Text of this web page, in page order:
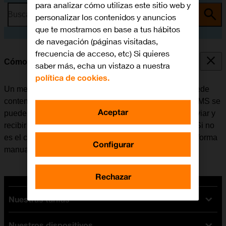
Busca por problema o tema
Cómo configurar el móvil para MMS
Un mensaje multimedia (MMS) es un mensaje que puede
contener imágenes y otros archivos multimedia. Los MMS se
pueden enviar a otros teléfonos móviles. Se puede enviar y
recibir MMS una vez se haya insertado la tarjeta SIM. Si no
es el caso, se puede configurar el móvil para MMS de forma
manual.
Nuestras tarifas
para analizar cómo utilizas este sitio web y
personalizar los contenidos y anuncios
que te mostramos en base a tus hábitos
de navegación (páginas visitadas,
frecuencia de acceso, etc) Si quieres
saber más, echa un vistazo a nuestra
política de cookies.
Configurar
Rechazar
Aceptar